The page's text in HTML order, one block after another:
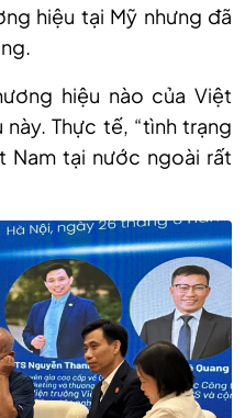
hiệu tại Mỹ nhưng đã
hiệu nào của Việt
Thực tế, “tình trạng
Nam tại nước ngoài rất